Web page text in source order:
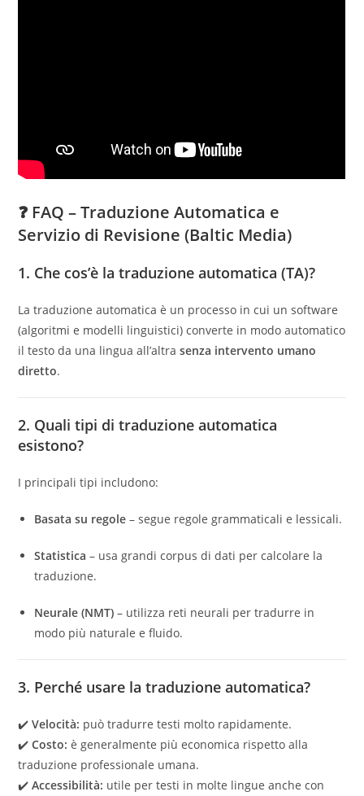
❓ FAQ – Traduzione Automatica e
Servizio di Revisione (Baltic Media)
1. Che cos’è la traduzione automatica (TA)?
La traduzione automatica è un processo in cui un software
(algoritmi e modelli linguistici) converte in modo automatico
il testo da una lingua all’altrasenza intervento umano
diretto.
2. Quali tipi di traduzione automatica
esistono?
I principali tipi includono:
Basata su regole – segue regole grammaticali e lessicali.
Statistica – usa grandi corpus di dati per calcolare la
traduzione.
Neurale (NMT) – utilizza reti neurali per tradurre in
modo più naturale e fluido.
3. Perché usare la traduzione automatica?
✔️Velocità: può tradurre testi molto rapidamente.
✔️Costo: è generalmente più economica rispetto alla
traduzione professionale umana.
✔️Accessibilità: utile per testi in molte lingue anche con